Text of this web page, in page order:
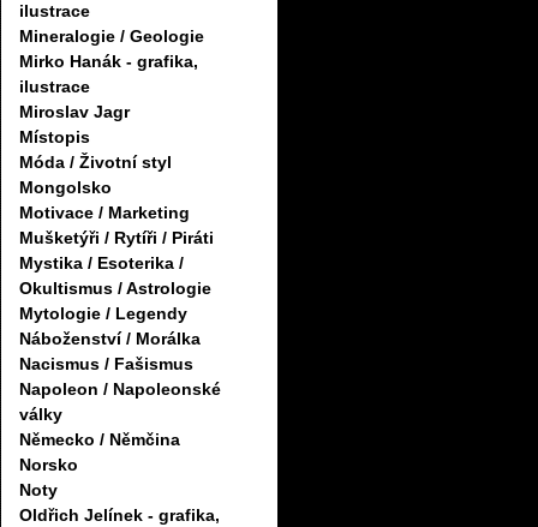
ilustrace
Mineralogie / Geologie
Mirko Hanák - grafika,
ilustrace
Miroslav Jagr
Místopis
Móda / Životní styl
Mongolsko
Motivace / Marketing
Mušketýři / Rytíři / Piráti
Mystika / Esoterika /
Okultismus / Astrologie
Mytologie / Legendy
Náboženství / Morálka
Nacismus / Fašismus
Napoleon / Napoleonské
války
Německo / Němčina
Norsko
Noty
Oldřich Jelínek - grafika,